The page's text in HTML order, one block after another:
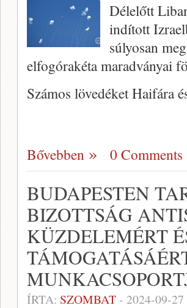
Délelőtt
indított
súlyosan
elfogórakéta maradványai
Számos lövedéket Haifára
Bővebben 0 Comments
BUDAPESTEN
BIZOTTSÁG
KÜZDELEMÉRT
ÍRTA: SZOMBAT- 2024-09-27